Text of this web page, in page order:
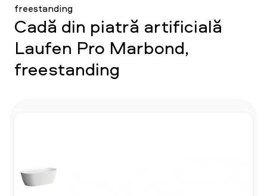
freestanding
Cadă din piatră artificială
Laufen Pro Marbond,
freestanding